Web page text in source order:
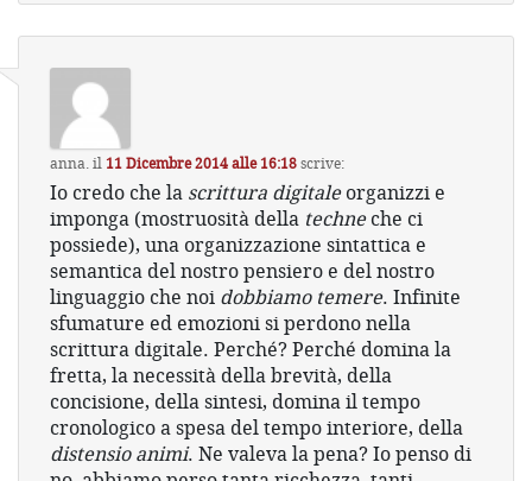
anna.il11 Dicembre 2014 alle 16:18scrive:
Io credo che la scrittura digitaleorganizzi e
imponga (mostruosità della techneche ci
possiede), una organizzazione sintattica e
semantica del nostro pensiero e del nostro
linguaggio che noi dobbiamo temere. Infinite
sfumature ed emozioni si perdono nella
scrittura digitale. Perché? Perché domina la
fretta, la necessità della brevità, della
concisione, della sintesi, domina il tempo
cronologico a spesa del tempo interiore, della
distensio animi. Ne valeva la pena? Io penso di